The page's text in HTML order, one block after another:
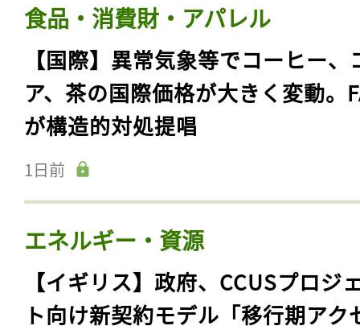
食品・消費財・アパレル
【国際】異常気象等でコーヒー、
ア、茶の国際価格が大きく変動。
が構造的対処提唱
1日前
エネルギー・資源
【イギリス】政府、CCUSプロジ
ト向け新契約モデル「移行期アク